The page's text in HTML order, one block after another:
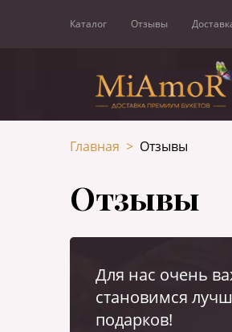
Каталог Отзывы
Главная > Отзывы
Отзывы
Для нас очень
становимся
подарков!